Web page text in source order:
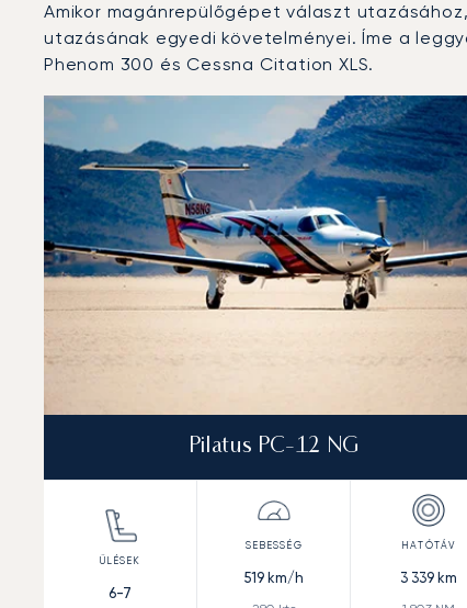
Amikor magánrepülőgépet választ
utazásának egyedi követelményei. Íme a
Phenom 300 és Cessna Citation XLS.
Brémai repülőtér : A 3 legtöbbet repült repülőgép-
Repülőgép fotója Repülőgép-típus
Sebesség (km/h)
Sebesség (csomó)
Hatótávolság (NM)
Pilatus PC-12 NG
6-7
519km/h 3 339km